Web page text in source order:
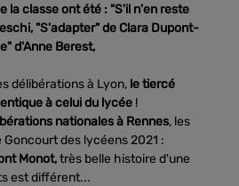
la classe ont été : "S'il n'en reste
"S'adapter" de Clara Dupont-
d'Anne Berest,
délibérations à Lyon, le tiercé
à celui du lycée !
nationales à Rennes, les
des lycéens 2021 :
Monot,très belle histoire d'une
est différent...